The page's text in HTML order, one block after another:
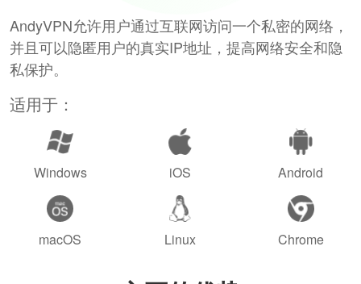
AndyVPN允许用户通过互联网访问一个私密的网络，
并且可以隐匿用户的真实IP地址，提高网络安全和隐
私保护。
适用于：
Windows iOS Android
macOS Linux Chrome